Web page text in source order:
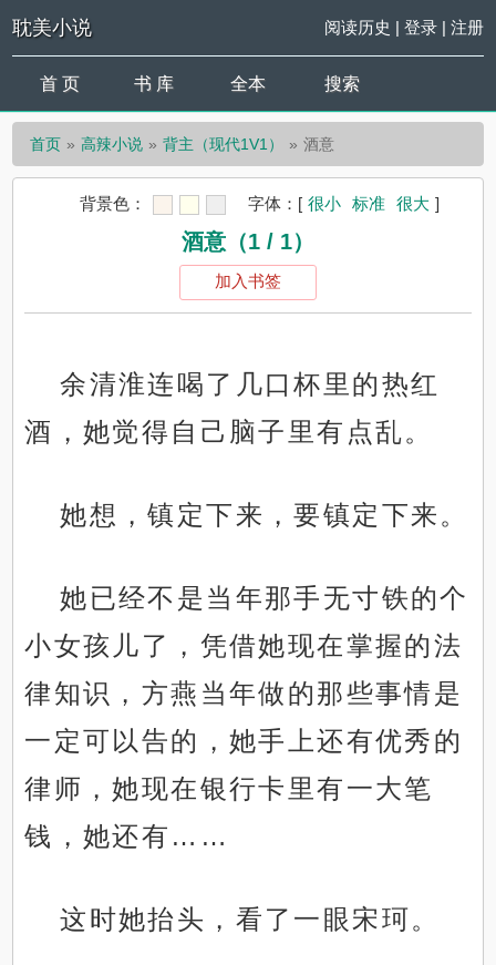
耽美小说 阅读历史 | 登录| 注册
首 页 书 库 全本 搜索
首页 高辣小说 背主（现代1V1） 酒意
背景色： 字体： [ 很小 标准 很大 ]
酒意（1 / 1）
加入书签
余清淮连喝了几口杯里的热红
酒，她觉得自己脑子里有点乱。
她想，镇定下来，要镇定下来。
她已经不是当年那手无寸铁的个
小女孩儿了，凭借她现在掌握的法
律知识，方燕当年做的那些事情是
一定可以告的，她手上还有优秀的
律师，她现在银行卡里有一大笔
钱，她还有……
这时她抬头，看了一眼宋珂。